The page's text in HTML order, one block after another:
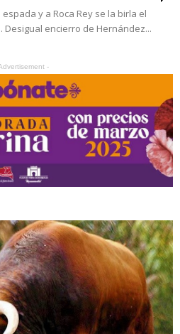
y a Roca Rey se la birla el
encierro de Hernández...
-